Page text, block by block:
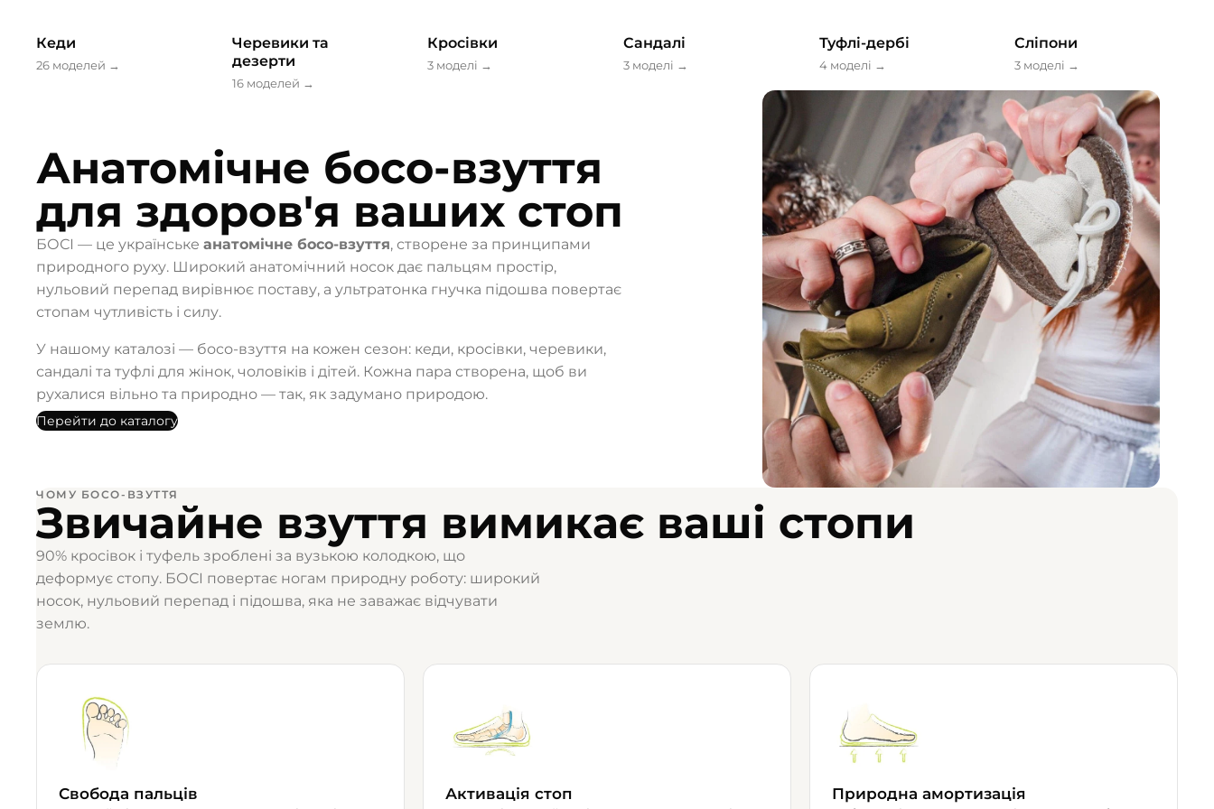
Кеди
26 моделей →
Черевики та
дезерти
16 моделей →
Кросівки
3 моделі →
Сандалі
3 моделі →
Туфлі-дербі
4 моделі →
Сліпони
3 моделі →
Анатомічне босо-взуття
для здоров'я ваших стоп
БОСІ — це українське анатомічне босо-взуття, створене за принципами
природного руху. Широкий анатомічний носок дає пальцям простір,
нульовий перепад вирівнює поставу, а ультратонка гнучка підошва повертає
стопам чутливість і силу.
У нашому каталозі — босо-взуття на кожен сезон: кеди, кросівки, черевики,
сандалі та туфлі для жінок, чоловіків і дітей. Кожна пара створена, щоб ви
рухалися вільно та природно — так, як задумано природою.
Перейти до каталогу
ЧОМУ БОСО-ВЗУТТЯ
Звичайне взуття вимикає ваші стопи
90% кросівок і туфель зроблені за вузькою колодкою, що
деформує стопу. БОСІ повертає ногам природну роботу: широкий
носок, нульовий перепад і підошва, яка не заважає відчувати
землю.
Свобода пальців Активація стоп Природна амортизація